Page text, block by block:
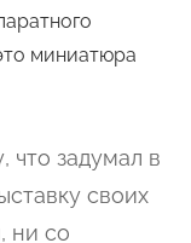
миниатюра
что задумал в
своих
ни со